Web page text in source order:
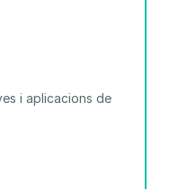
i aplicacions de